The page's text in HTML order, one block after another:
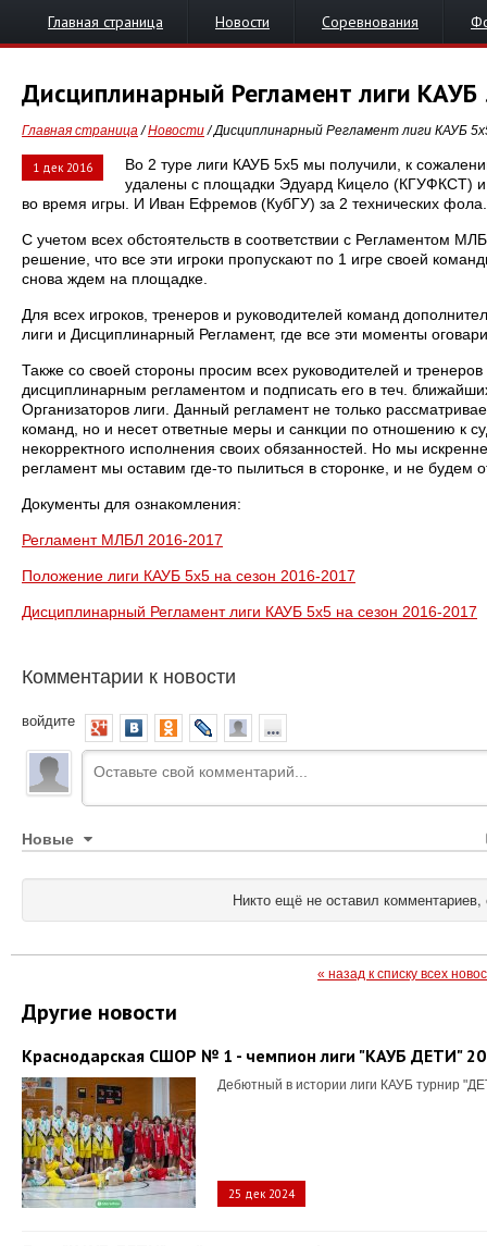
Главная страница Новости Соревнования
Дисциплинарный Регламент лиги КАУБ
Главная страница/Новости/ Дисциплинарный Регламент лиги КАУБ
1 дек 2016
Во 2 туре лиги КАУБ 5х5 мы получили, к
удалены с площадки Эдуард Кицело (КГУФКСТ)
во время игры. И Иван Ефремов (КубГУ) за 2 технических фола.
С учетом всех обстоятельств в соответствии с Регламентом
решение, что все эти игроки пропускают по 1 игре своей
снова ждем на площадке.
Для всех игроков, тренеров и руководителей команд
лиги и Дисциплинарный Регламент, где все эти моменты
Также со своей стороны просим всех руководителей и
дисциплинарным регламентом и подписать его в теч.
Организаторов лиги. Данный регламент не только
команд, но и несет ответные меры и санкции по отношению к
некорректного исполнения своих обязанностей. Но мы
регламент мы оставим где-то пылиться в сторонке, и не будем
Документы для ознакомления:
Регламент МЛБЛ 2016-2017
Положение лиги КАУБ 5х5 на сезон 2016-2017
Дисциплинарный Регламент лиги КАУБ 5х5 на сезон 2016-2017
Комментарии к новости
войдите
Новые
Никто ещё не оставил комментариев,
« назад к списку всех
Другие новости
Краснодарская СШОР № 1 - чемпион лиги "КАУБ ДЕТИ"
Дебютный в истории лиги КАУБ турнир
25 дек 2024